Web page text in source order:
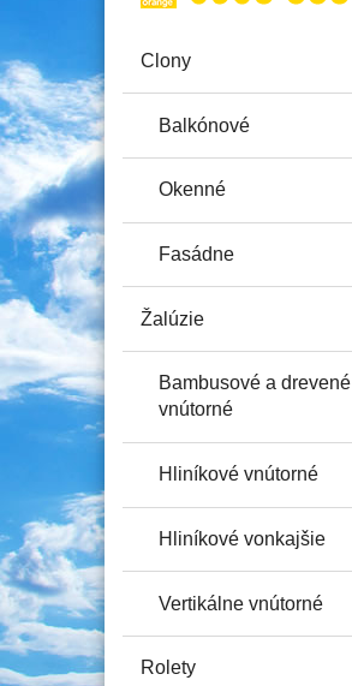
Produkt
menu
Clony
Balkónové
Okenné
Fasádne
Žalúzie
Bambusové a drevené
vnútorné
Hliníkové vnútorné
Hliníkové vonkajšie
Vertikálne vnútorné
Rolety